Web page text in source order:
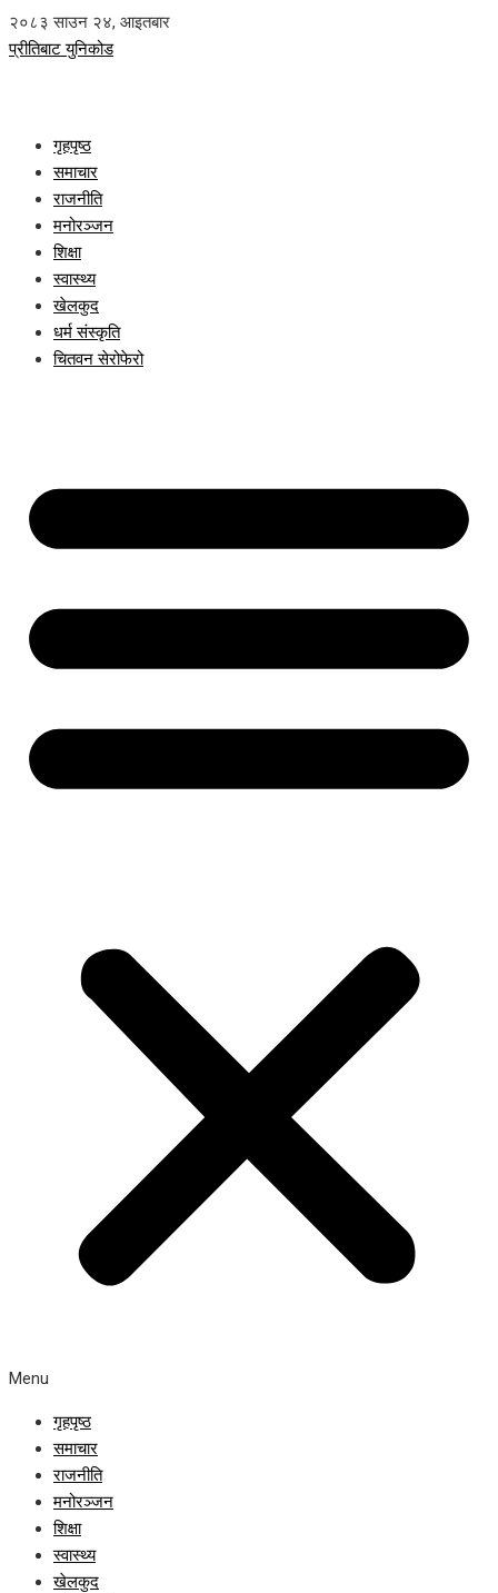
२०८३ साउन २४, आइतबार
प्रीतिबाट युनिकोड
गृहपृष्ठ
समाचार
राजनीति
मनोरञ्जन
शिक्षा
स्वास्थ्य
खेलकुद
धर्म संस्कृति
चितवन सेरोफेरो
Menu
गृहपृष्ठ
समाचार
राजनीति
मनोरञ्जन
शिक्षा
स्वास्थ्य
खेलकुद